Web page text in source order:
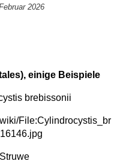
2026
einige Beispiele
brebissonii
File:Cylindrocystis_br